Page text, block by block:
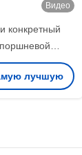
Видео
конкретный
А4ВГ250
лучшую